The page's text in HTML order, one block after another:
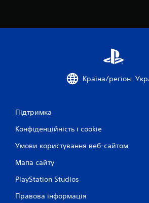
Країна/регіон:
Підтримка
Конфіденційність і cookie
Умови користування веб-сайтом
Мапа сайту
PlayStation Studios
Правова інформація